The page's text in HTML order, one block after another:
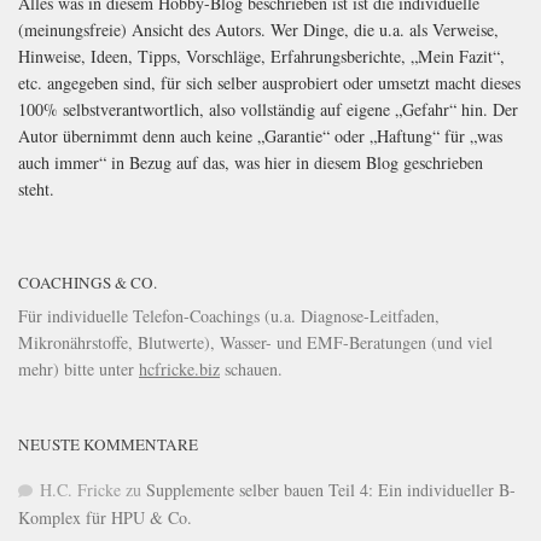
(meinungsfreie) Ansicht des Autors. Wer Dinge, die u.a. als Verweise,
Hinweise, Ideen, Tipps, Vorschläge, Erfahrungsberichte, „Mein Fazit“,
etc. angegeben sind, für sich selber ausprobiert oder umsetzt macht dieses
100% selbstverantwortlich, also vollständig auf eigene „Gefahr“ hin. Der
Autor übernimmt denn auch keine „Garantie“ oder „Haftung“ für „was
auch immer“ in Bezug auf das, was hier in diesem Blog geschrieben
steht.
COACHINGS & CO.
Für individuelle Telefon-Coachings (u.a. Diagnose-Leitfaden,
Mikronährstoffe, Blutwerte), Wasser- und EMF-Beratungen (und viel
mehr) bitte unter hcfricke.biz schauen.
NEUSTE KOMMENTARE
H.C. Fricke zu Supplemente selber bauen Teil 4: Ein individueller B-
Komplex für HPU & Co.